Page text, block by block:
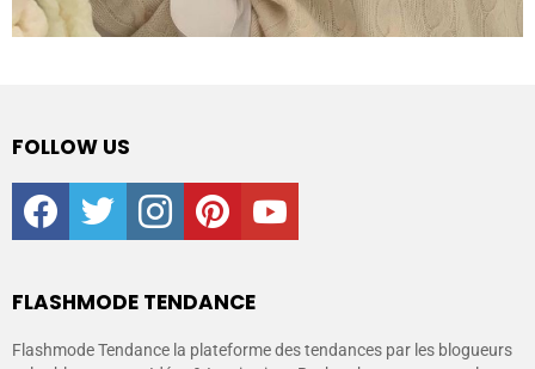
FOLLOW US
facebooktwitter instagrampinterestyoutube
FLASHMODE TENDANCE
Flashmode Tendance la plateforme des tendances par les blogueurs